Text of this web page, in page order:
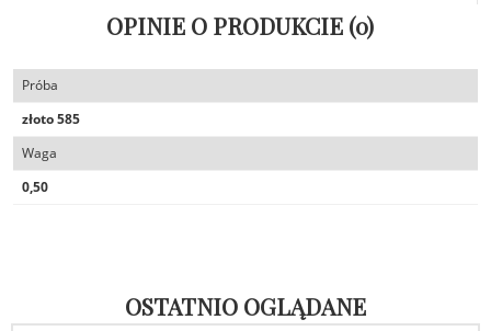
KOSZTÓW
OPINIE O PRODUKCIE (0)
Próba
złoto 585
Waga
0,50
OSTATNIO OGLĄDANE